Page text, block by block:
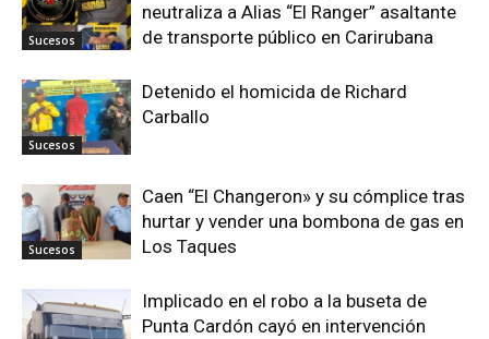
Sucesos
neutraliza a Alias “El Ranger” asaltante
de transporte público en Carirubana
Sucesos
Detenido el homicida de Richard
Carballo
Sucesos
Caen “El Changeron» y su cómplice tras
hurtar y vender una bombona de gas en
Los Taques
Implicado en el robo a la buseta de
Punta Cardón cayó en intervención